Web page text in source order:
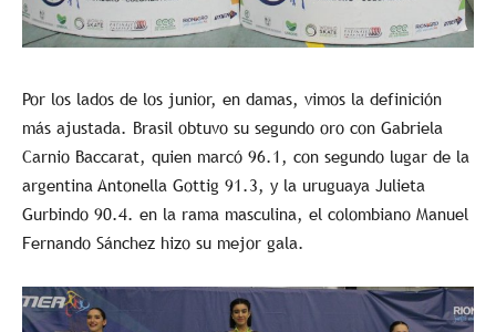
Por los lados de los junior, en damas, vimos la definición
más ajustada. Brasil obtuvo su segundo oro con Gabriela
Carnio Baccarat, quien marcó 96.1, con segundo lugar de la
argentina Antonella Gottig 91.3, y la uruguaya Julieta
Gurbindo 90.4. en la rama masculina, el colombiano Manuel
Fernando Sánchez hizo su mejor gala.